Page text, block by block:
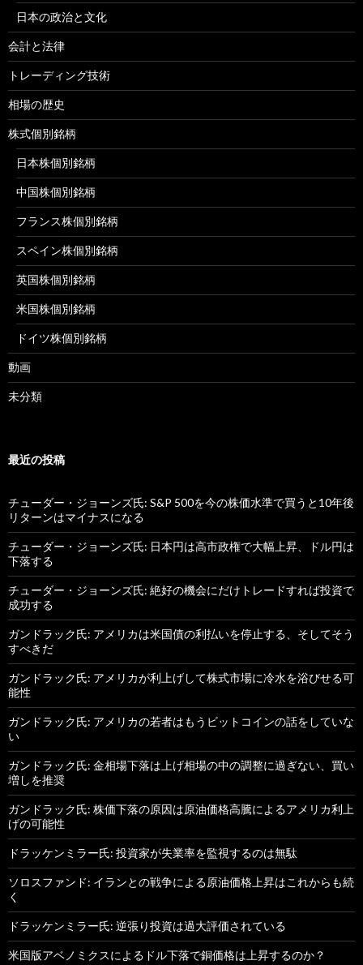
日本の政治と文化
会計と法律
トレーディング技術
相場の歴史
株式個別銘柄
日本株個別銘柄
中国株個別銘柄
フランス株個別銘柄
スペイン株個別銘柄
英国株個別銘柄
米国株個別銘柄
ドイツ株個別銘柄
動画
未分類
最近の投稿
チューダー・ジョーンズ氏: S&P 500を今の株価水準で買うと10年後
リターンはマイナスになる
チューダー・ジョーンズ氏: 日本円は高市政権で大幅上昇、ドル円は
下落する
チューダー・ジョーンズ氏: 絶好の機会にだけトレードすれば投資で
成功する
ガンドラック氏: アメリカは米国債の利払いを停止する、そしてそう
すべきだ
ガンドラック氏: アメリカが利上げして株式市場に冷水を浴びせる可
能性
ガンドラック氏: アメリカの若者はもうビットコインの話をしていな
い
ガンドラック氏: 金相場下落は上げ相場の中の調整に過ぎない、買い
増しを推奨
ガンドラック氏: 株価下落の原因は原油価格高騰によるアメリカ利上
げの可能性
ドラッケンミラー氏: 投資家が失業率を監視するのは無駄
ソロスファンド: イランとの戦争による原油価格上昇はこれからも続
く
ドラッケンミラー氏: 逆張り投資は過大評価されている
米国版アベノミクスによるドル下落で銅価格は上昇するのか？